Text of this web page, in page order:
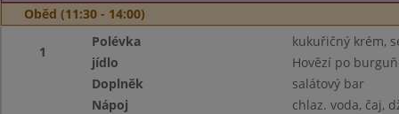
Oběd (11:30 - 14:00)
1
Polévka
kukuřičný krém,
jídlo
Hovězí po
Doplněk
salátový bar
Nápoj
chlaz. voda, čaj,